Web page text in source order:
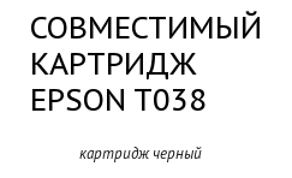
СОВМЕСТИМЫЙ
КАРТРИДЖ
EPSON T038
картридж черный